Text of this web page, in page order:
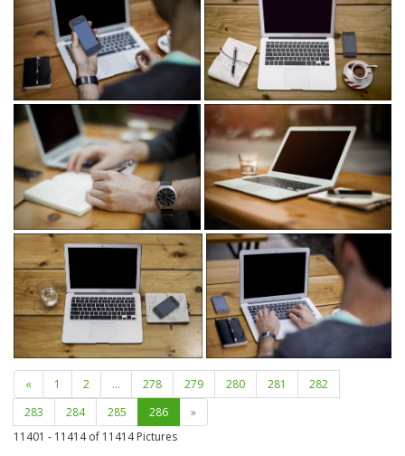
« 1 2 ... 278 279 280 281
282
283
284 285 286
»
11401 - 11414 of 11414 Pictures